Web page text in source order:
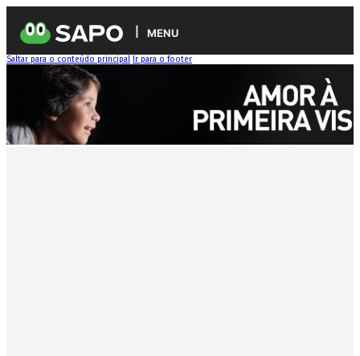
MENU
Saltar para o conteúdo principal Ir para o footer